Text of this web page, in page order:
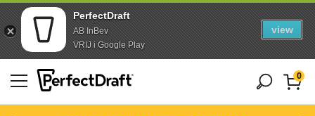
PerfectDraft
AB InBev
VRIJ i Google Play
view
Skip to content
Skip to footer
0